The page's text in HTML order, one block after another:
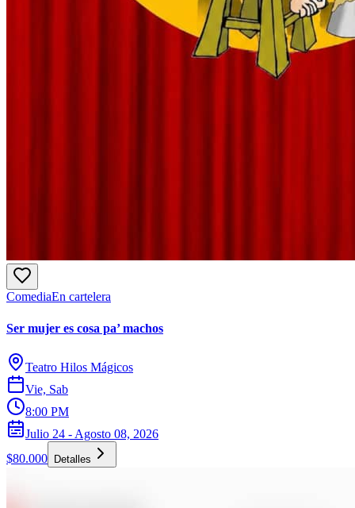
ComediaEn cartelera
Ser mujer es cosa pa’ machos
Teatro Hilos Mágicos
Vie, Sab
8:00 PM
Julio 24 - Agosto 08, 2026
$80.000
Detalles